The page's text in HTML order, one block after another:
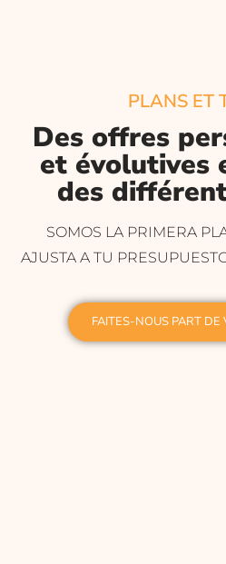
PLANS ET
Des offres
et évolutives
des
SOMOS LA PRIMERA
AJUSTA A TU
FAITES-NOUS PART DE